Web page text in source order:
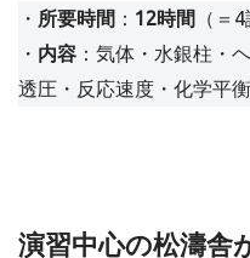
・ 所要時間 ： 12時間
（＝
・ 内容 ：気体・水銀柱・
透圧・反応速度・化学平
演習中心の松濤舎